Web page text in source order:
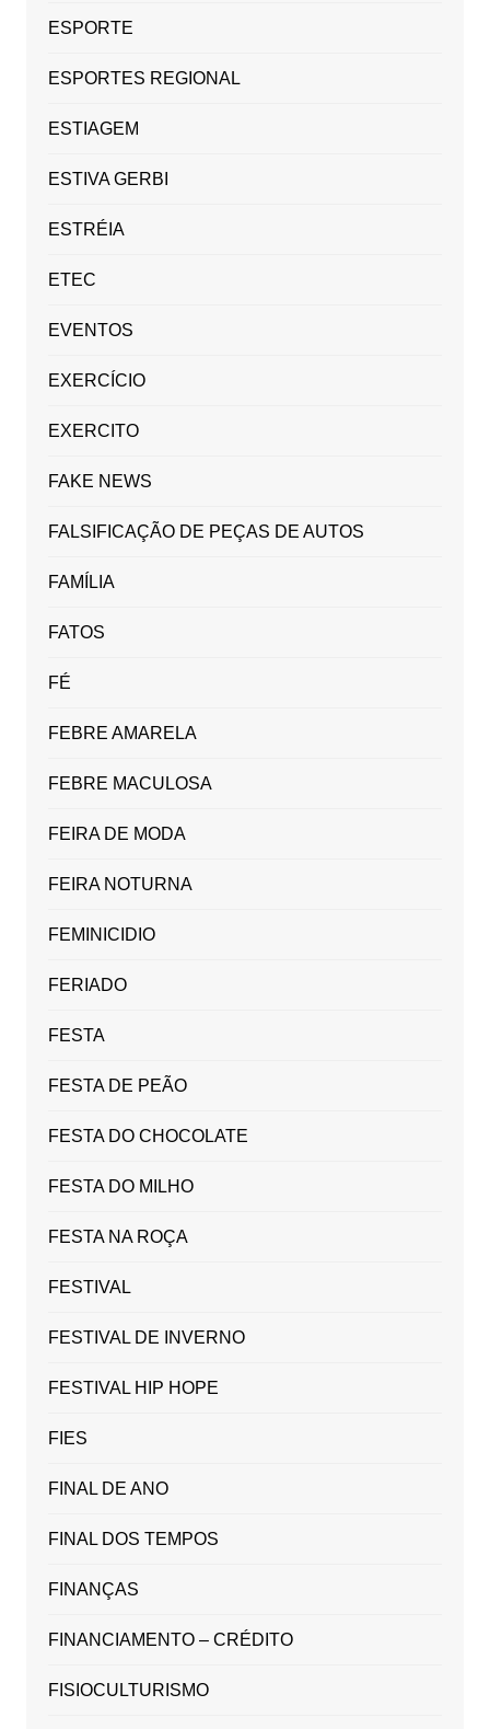
ESPORTE
ESPORTES REGIONAL
ESTIAGEM
ESTIVA GERBI
ESTRÉIA
ETEC
EVENTOS
EXERCÍCIO
EXERCITO
FAKE NEWS
FALSIFICAÇÃO DE PEÇAS DE AUTOS
FAMÍLIA
FATOS
FÉ
FEBRE AMARELA
FEBRE MACULOSA
FEIRA DE MODA
FEIRA NOTURNA
FEMINICIDIO
FERIADO
FESTA
FESTA DE PEÃO
FESTA DO CHOCOLATE
FESTA DO MILHO
FESTA NA ROÇA
FESTIVAL
FESTIVAL DE INVERNO
FESTIVAL HIP HOPE
FIES
FINAL DE ANO
FINAL DOS TEMPOS
FINANÇAS
FINANCIAMENTO – CRÉDITO
FISIOCULTURISMO